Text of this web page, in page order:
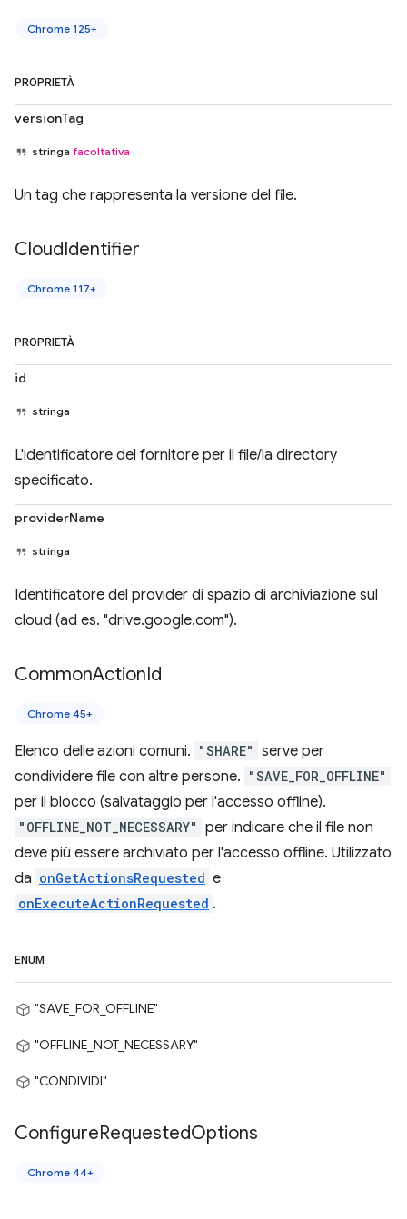
Chrome 125+
PROPRIETÀ
versionTag
stringa facoltativa
Un tag che rappresenta la versione del file.
CloudIdentifier
Chrome 117+
PROPRIETÀ
id
stringa
L'identificatore del fornitore per il file/la directory
specificato.
providerName
stringa
Identificatore del provider di spazio di archiviazione sul
cloud (ad es. "drive.google.com").
CommonActionId
Chrome 45+
Elenco delle azioni comuni. "SHARE" serve per
condividere file con altre persone. "SAVE_FOR_OFFLINE"
per il blocco (salvataggio per l'accesso offline).
"OFFLINE_NOT_NECESSARY" per indicare che il file non
deve più essere archiviato per l'accesso offline. Utilizzato
da onGetActionsRequested e
onExecuteActionRequested .
ENUM
"SAVE_FOR_OFFLINE"
"OFFLINE_NOT_NECESSARY"
"CONDIVIDI"
ConfigureRequestedOptions
Chrome 44+